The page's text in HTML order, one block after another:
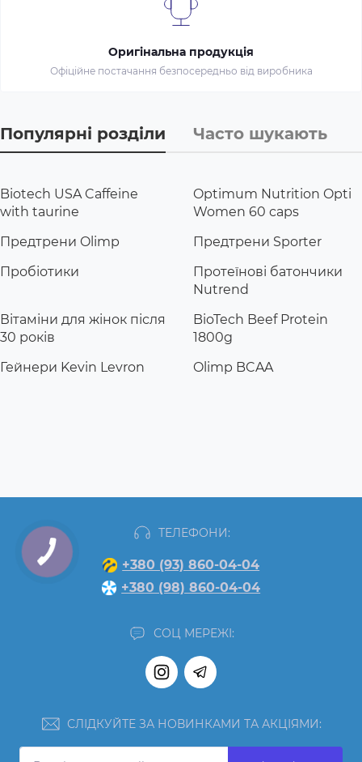
Оригінальна продукція
Офіційне постачання безпосередньо від виробника
Популярні розділи Часто шукають
Biotech USA Caffeine
with taurine
Optimum Nutrition Opti
Women 60 caps
Предтрени Olimp
Предтрени Sporter
Пробіотики
Протеїнові батончики
Nutrend
Вітаміни для жінок після
30 років
BioTech Beef Protein
1800g
Гейнери Kevin Levron
Olimp BCAA
ТЕЛЕФОНИ:
+380 (93) 860-04-04
+380 (98) 860-04-04
СОЦ МЕРЕЖІ:
СЛІДКУЙТЕ ЗА НОВИНКАМИ ТА АКЦІЯМИ: